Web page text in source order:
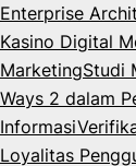
Enterprise
Kasino Digital
MarketingStudi
Ways 2 dalam
Informasi
Loyalitas